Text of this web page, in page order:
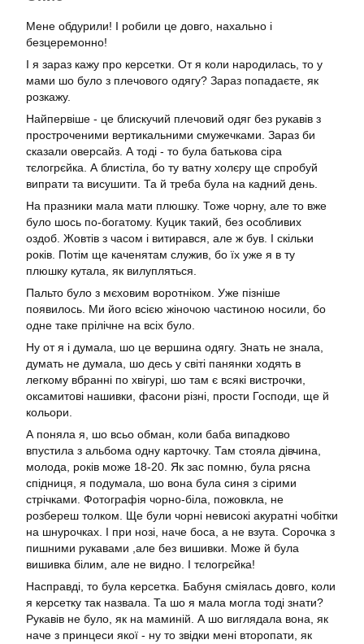
Мене обдурили! І робили це довго, нахально і
безцеремонно!
І я зараз кажу про керсетки. От я коли народилась, то у
мами шо було з плечового одягу? Зараз попадаєте, як
розкажу.
Найпервіше - це блискучий плечовий одяг без рукавів з
простроченими вертикальними смужечками. Зараз би
сказали оверсайз. А тоді - то була батькова сіра
тєлогрєйка. А блистіла, бо ту ватну холєру ще спробуй
випрати та висушити. Та й треба була на кадний день.
На празники мала мати плюшку. Тоже чорну, але то вже
було шось по-богатому. Куцик такий, без особливих
оздоб. Жовтів з часом і витирався, але ж був. І скільки
років. Потім ще каченятам служив, бо їх уже я в ту
плюшку кутала, як вилупляться.
Пальто було з мєховим воротніком. Уже пізніше
появилось. Ми його всією жіночою частиною носили, бо
одне таке прілічне на всіх було.
Ну от я і думала, шо це вершина одягу. Знать не знала,
думать не думала, шо десь у світі панянки ходять в
легкому вбранні по хвігурі, шо там є всякі вистрочки,
оксамитові нашивки, фасони різні, прости Господи, ще й
кольори.
А поняла я, шо всьо обман, коли баба випадково
впустила з альбома одну карточку. Там стояла дівчина,
молода, років може 18-20. Як зас помню, була рясна
спідниця, я подумала, шо вона була синя з сірими
стрічками. Фотографія чорно-біла, пожовкла, не
розбереш толком. Ще були чорні невисокі акуратні чобітки
на шнурочках. І при нозі, наче боса, а не взута. Сорочка з
пишними рукавами ,але без вишивки. Може й була
вишивка білим, але не видно. І тєлогрєйка!
Насправді, то була керсетка. Бабуня сміялась довго, коли
я керсетку так назвала. Та шо я мала могла тоді знати?
Рукавів не було, як на маминій. А шо виглядала вона, як
наче з принцеси якої - ну то звідки мені второпати, як